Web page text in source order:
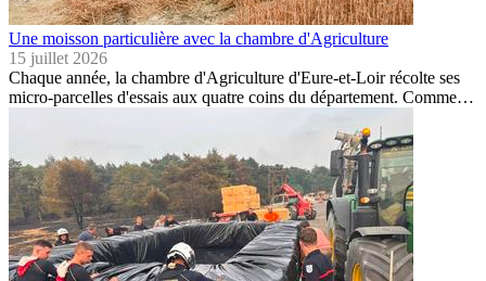
Une moisson particulière avec la chambre d'Agriculture
15 juillet 2026
Chaque année, la chambre d'Agriculture d'Eure-et-Loir récolte ses
micro-parcelles d'essais aux quatre coins du département. Comme…